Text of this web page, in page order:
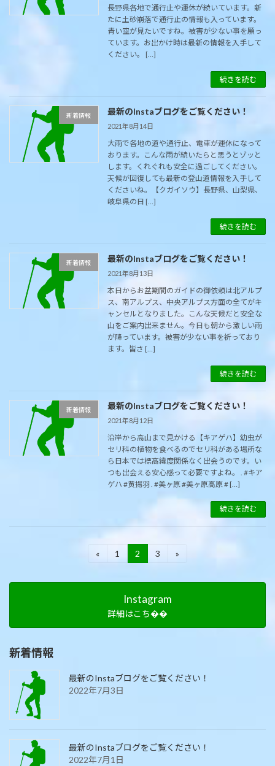
長野県各地で通行止や運休が続いています。新
たに土砂崩落で通行止の情報も入っています。
青い空が見たいですね。被害が少ない事を願っ
ています。お出かけ時は最新の情報を入手して
ください。 […]
続きを読む
新着情報 最新のInstaブログをご覧ください！
2021年8月14日
大雨で各地の道や通行止、電車が運休になって
おります。こんな雨が続いたらと思うとゾッと
します。くれぐれも安全に過ごしてください。
天候が回復しても最新の登山道情報を入手して
くださいね。【クガイソウ】長野県、山梨県、
岐阜県の日 […]
続きを読む
新着情報 最新のInstaブログをご覧ください！
2021年8月13日
本日からお盆期間のガイドの御依頼は北アルプ
ス、南アルプス、中央アルプス方面の全てがキ
ャンセルとなりました。こんな天候だと安全な
山をご案内出来ません。今日も朝から激しい雨
が降っています。被害が少ない事を祈っており
ます。皆さ […]
続きを読む
新着情報 最新のInstaブログをご覧ください！
2021年8月12日
沿岸から高山まで見かける【キアゲハ】幼虫が
セリ科の植物を食べるのでセリ科がある場所な
ら日本では標高緯度関係なく出会うのです。い
つも出会える安心感って必要ですよね。 . #キア
ゲハ #黄揚羽 . #美ヶ原 #美ヶ原高原 # […]
続きを読む
ジ
送
り
«
固
1
固
定
ジ
2
固
ジ
3 »
Instagram
詳細はこち��
新着情報
最新のInstaブログをご覧ください！
2022年7月3日
最新のInstaブログをご覧ください！
2022年7月1日